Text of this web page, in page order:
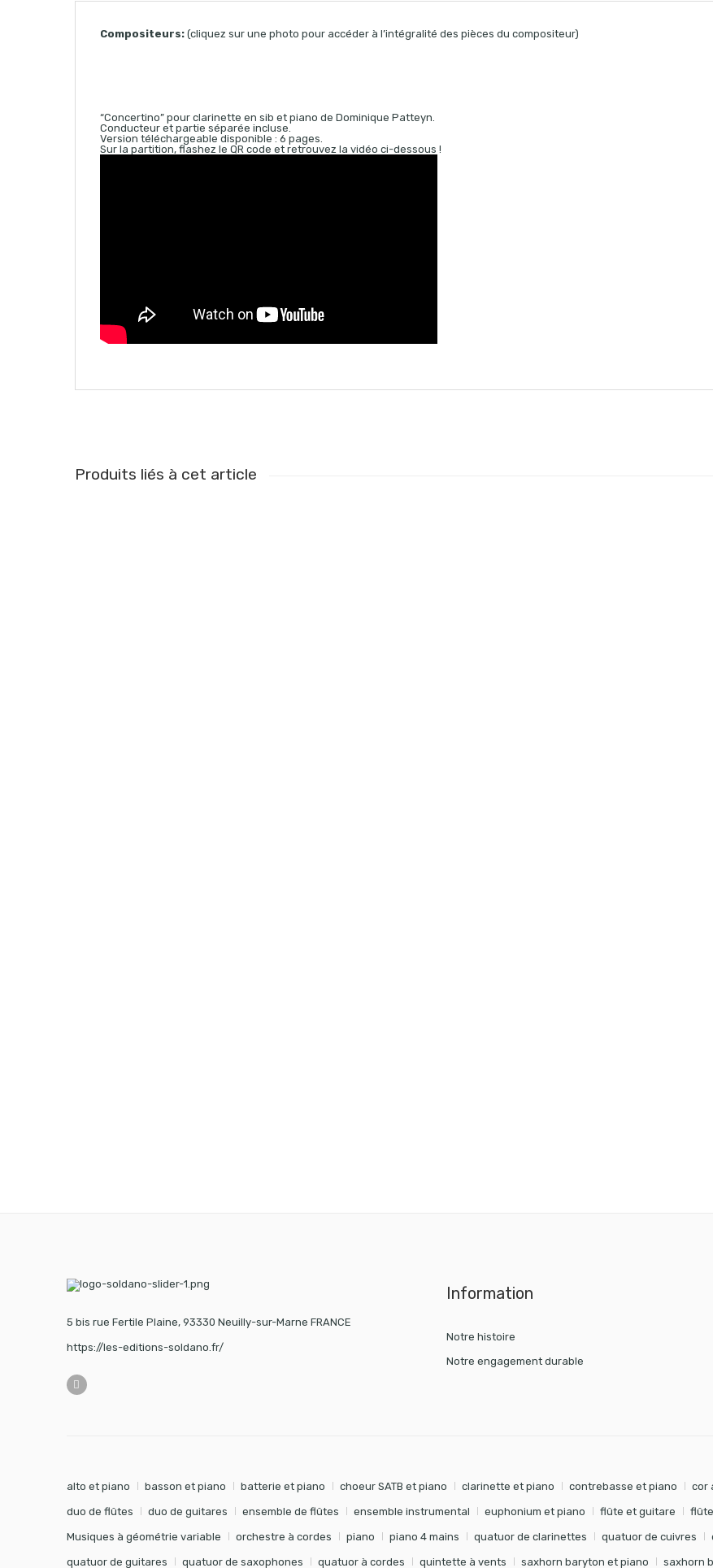
Compositeurs: (cliquez sur une photo pour accéder à l’intégralité des pièces du compositeur)
“Concertino” pour clarinette en sib et piano de Dominique Patteyn.
Conducteur et partie séparée incluse.
Version téléchargeable disponible : 6 pages.
Sur la partition, flashez le QR code et retrouvez la vidéo ci-dessous !
Produits liés à cet article
5 bis rue Fertile Plaine, 93330 Neuilly-sur-Marne FRANCE
https://les-editions-soldano.fr/
Information
Notre histoire
Notre engagement durable
alto et piano basson et piano batterie et piano choeur SATB et piano clarinette et piano contrebasse et piano cor
duo de flûtes duo de guitares ensemble de flûtes ensemble instrumental euphonium et piano flûte et guitare
Musiques à géométrie variable orchestre à cordes piano piano 4 mains quatuor de clarinettes quatuor de cuivres
quatuor de guitares quatuor de saxophones quatuor à cordes quintette à vents saxhorn baryton et piano saxhorn